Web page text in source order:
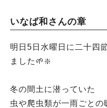
いなば和さんの章
明日5日水曜日に二十四
ました🌱❇️
冬の間土に潜っていた
虫や爬虫類が一雨ごと